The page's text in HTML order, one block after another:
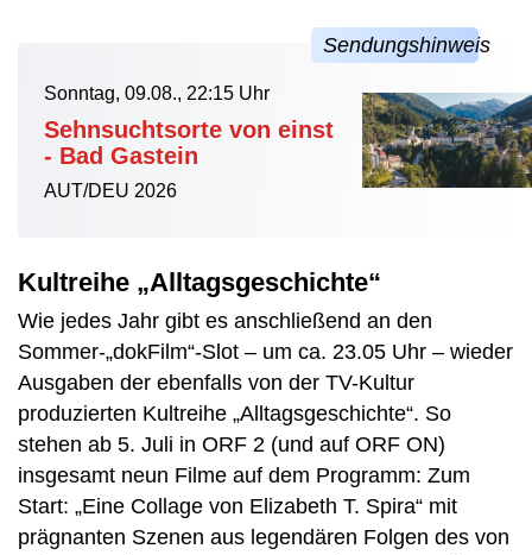
Sonntag, 09.08., 22:15 Uhr
Sehnsuchtsorte von einst
- Bad Gastein
AUT/DEU 2026
Kultreihe „Alltagsgeschichte“
Wie jedes Jahr gibt es anschließend an den
Sommer-„dokFilm“-Slot – um ca. 23.05 Uhr – wieder
Ausgaben der ebenfalls von der TV-Kultur
produzierten Kultreihe „Alltagsgeschichte“. So
stehen ab 5. Juli in ORF 2 (und auf ORF ON)
insgesamt neun Filme auf dem Programm: Zum
Start: „Eine Collage von Elizabeth T. Spira“ mit
prägnanten Szenen aus legendären Folgen des von